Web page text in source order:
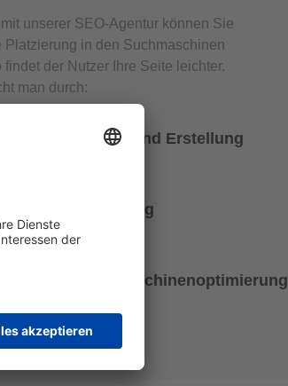
unserer SEO-Agentur können Sie
Platzierung in den Suchmaschinen
findet der Nutzer Ihre Seite leichter.
man durch:
Optimierung und Erstellung
Optimierung
Ihrer Suchmaschinenoptimierung